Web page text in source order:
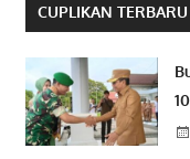
CUPLIKAN TERBARU